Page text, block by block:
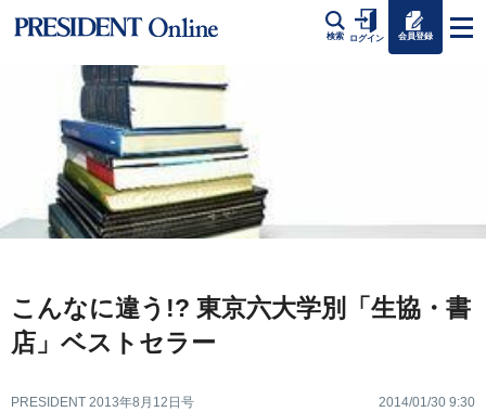
検索 ログイン 会員登録
こんなに違う!? 東京六大学別「生協・書
店」ベストセラー
PRESIDENT 2013年8月12日号 2014/01/30 9:30